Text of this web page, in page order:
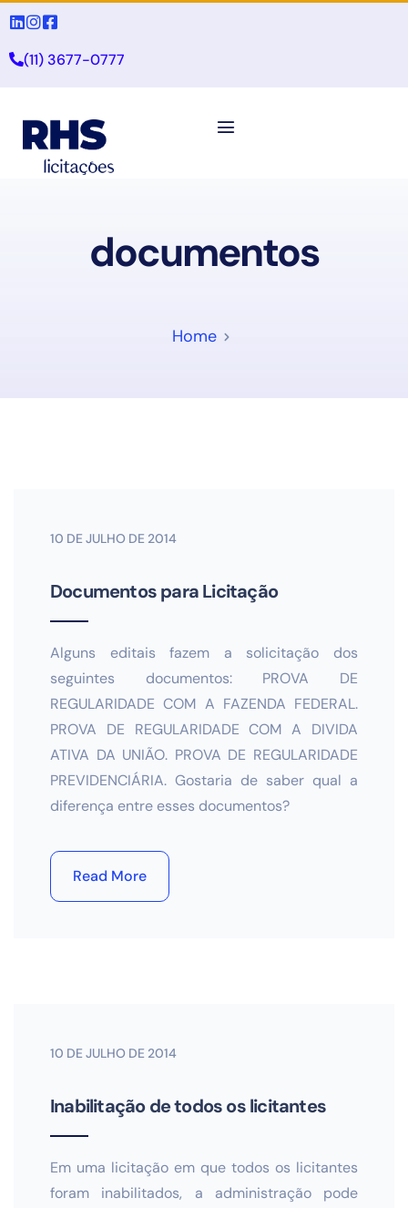
(11) 3677-0777
documentos
Home
10 DE JULHO DE 2014
Documentos para Licitação
Alguns editais fazem a solicitação dos
seguintes documentos: PROVA DE
REGULARIDADE COM A FAZENDA FEDERAL.
PROVA DE REGULARIDADE COM A DIVIDA
ATIVA DA UNIÃO. PROVA DE REGULARIDADE
PREVIDENCIÁRIA. Gostaria de saber qual a
diferença entre esses documentos?
Read More
10 DE JULHO DE 2014
Inabilitação de todos os licitantes
Em uma licitação em que todos os licitantes
foram inabilitados, a administração pode